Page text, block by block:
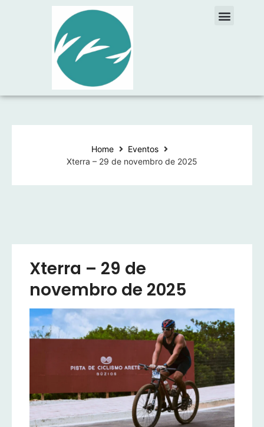
Home
Eventos
Xterra – 29 de novembro de 2025
Xterra – 29 de
novembro de 2025